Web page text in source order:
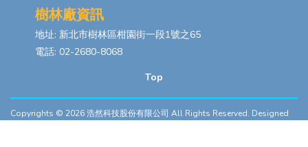
樹林廠資訊
地址: 新北市樹林區柑園街一段1號之65
電話: 02-2680-8068
Top
Copyrights © 2026浩然科技股份有限公司 All Rights Reserved. Designed